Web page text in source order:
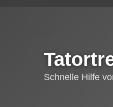
Schnelle Hilfe